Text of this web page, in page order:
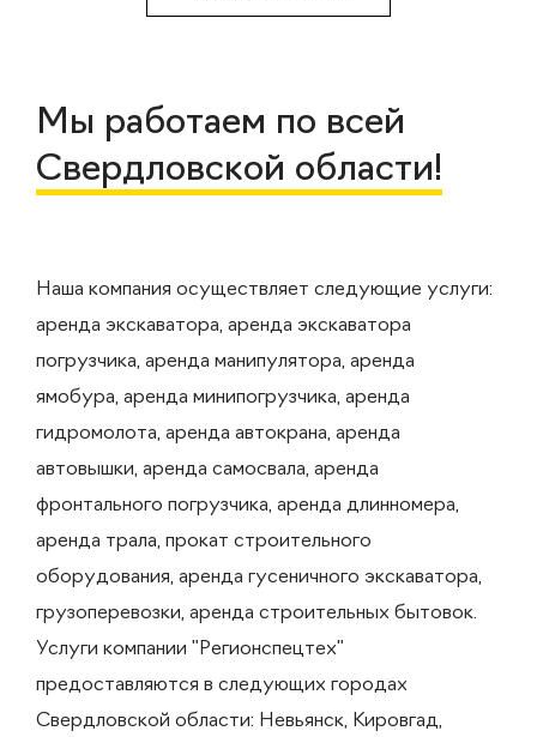
Мы работаем по всей
Свердловской области!
Наша компания осуществляет следующие услуги:
аренда экскаватора, аренда экскаватора
погрузчика, аренда манипулятора, аренда
ямобура, аренда минипогрузчика, аренда
гидромолота, аренда автокрана, аренда
автовышки, аренда самосвала, аренда
фронтального погрузчика, аренда длинномера,
аренда трала, прокат строительного
оборудования, аренда гусеничного экскаватора,
грузоперевозки, аренда строительных бытовок.
Услуги компании "Регионспецтех"
предоставляются в следующих городах
Свердловской области: Невьянск, Кировгад,